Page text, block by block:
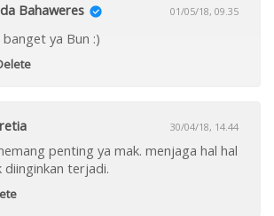
Bahaweres 01/05/18, 09.35
ya Bun :)
30/04/18, 14.44
penting ya mak. menjaga hal hal
diinginkan terjadi.